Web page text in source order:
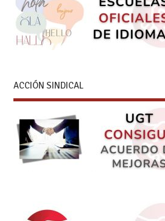
ACCIÓN SINDICAL